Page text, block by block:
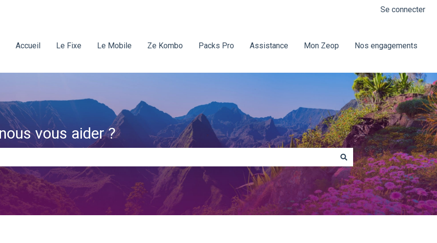
Se connecter
Accueil Le Fixe Le Mobile Ze Kombo Packs Pro Assistance Mon Zeop Nos engagements
vous aider ?
de recherche est vide.